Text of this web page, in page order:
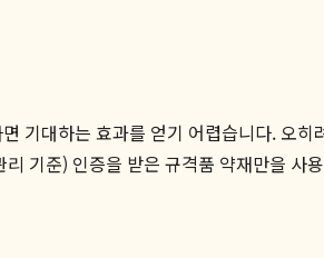
기대하는 효과를 얻기 어렵습니다. 오히
기준) 인증을 받은 규격품 약재만을 사